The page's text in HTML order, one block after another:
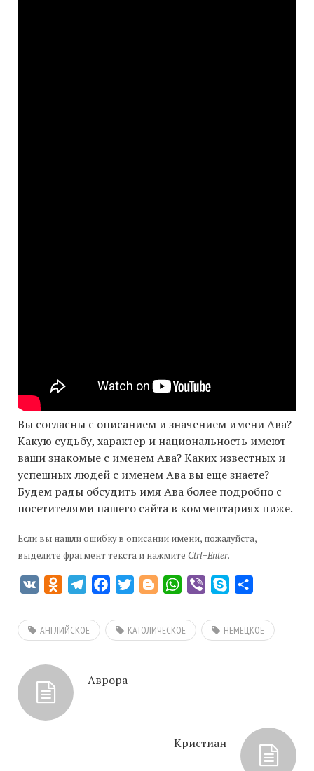
Вы согласны с описанием и значением имени Ава?
Какую судьбу, характер и национальность имеют
ваши знакомые с именем Ава? Каких известных и
успешных людей с именем Ава вы еще знаете?
Будем рады обсудить имя Ава более подробно с
посетителями нашего сайта в комментариях ниже.
Если вы нашли ошибку в описании имени, пожалуйста,
выделите фрагмент текста и нажмите Ctrl+Enter.
VK Odnoklassniki
TelegramFacebookTwitterBloggerWhatsApp
Viber Skype
АНГЛИЙСКОЕ КАТОЛИЧЕСКОЕ НЕМЕЦКОЕ
Аврора
Кристиан